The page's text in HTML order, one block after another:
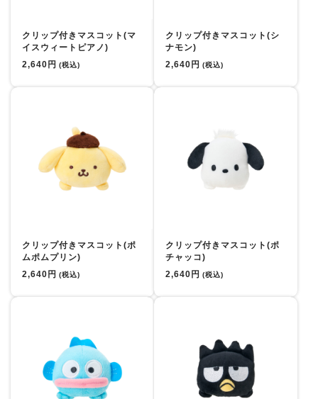
クリップ付きマスコット(マ
イスウィートピアノ)
2,640円 (税込)
クリップ付きマスコット(シ
ナモン)
2,640円 (税込)
クリップ付きマスコット(ポ
ムポムプリン)
2,640円 (税込)
クリップ付きマスコット(ポ
チャッコ)
2,640円 (税込)